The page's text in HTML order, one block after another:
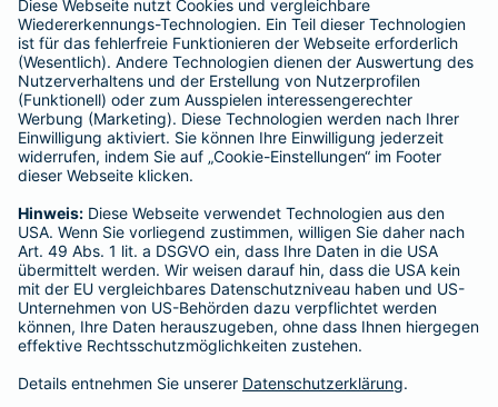
BELIEBTE SEITEN
Kranken-Zusatzversicherung
Tierversicherungen
Haftpflichtversicherung
Hausratversicherung
Adresse ändern
Schaden melden
Kilometerstandsmeldung
Serviceübersicht